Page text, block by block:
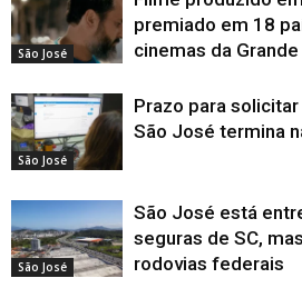
São José
premiado em 18
cinemas da
São José
Prazo para
São José termina
São José
São José está
seguras de SC,
rodovias federais